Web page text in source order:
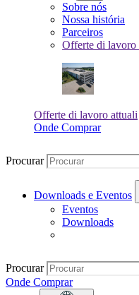
Sobre nós
Nossa história
Parceiros
Offerte di lavoro
Offerte di lavoro attuali
Onde Comprar
Procurar
Downloads e Eventos
Eventos
Downloads
Procurar
Onde Comprar